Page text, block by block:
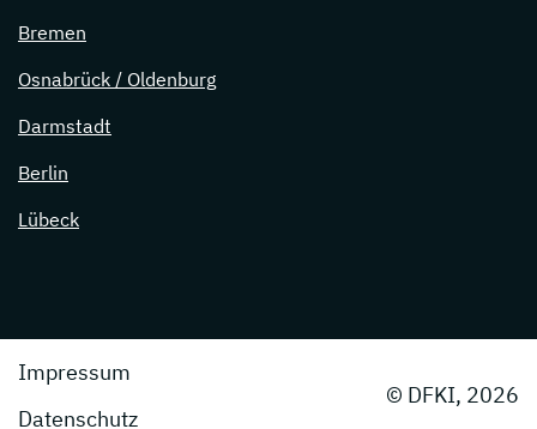
Bremen
Osnabrück / Oldenburg
Darmstadt
Berlin
Lübeck
Impressum
Datenschutz
© DFKI, 2026